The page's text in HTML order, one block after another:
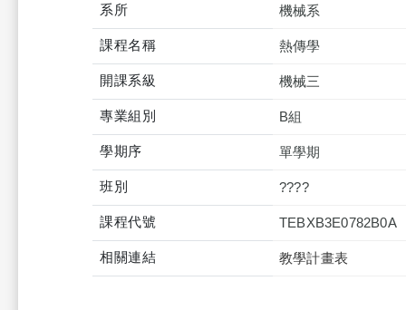
系所 機械系
課程名稱 熱傳學
開課系級 機械三
專業組別 B組
學期序 單學期
班別 ????
課程代號 TEBXB3E0782B0A
相關連結 教學計畫表